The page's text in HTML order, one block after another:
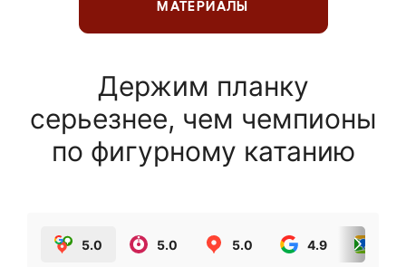
МАТЕРИАЛЫ
Держим планку
серьезнее, чем чемпионы
по фигурному катанию
5.0 5.0 5.0 4.9